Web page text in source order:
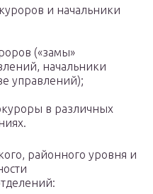
и начальники
(«замы»
начальники
управлений);
в различных
районного уровня и